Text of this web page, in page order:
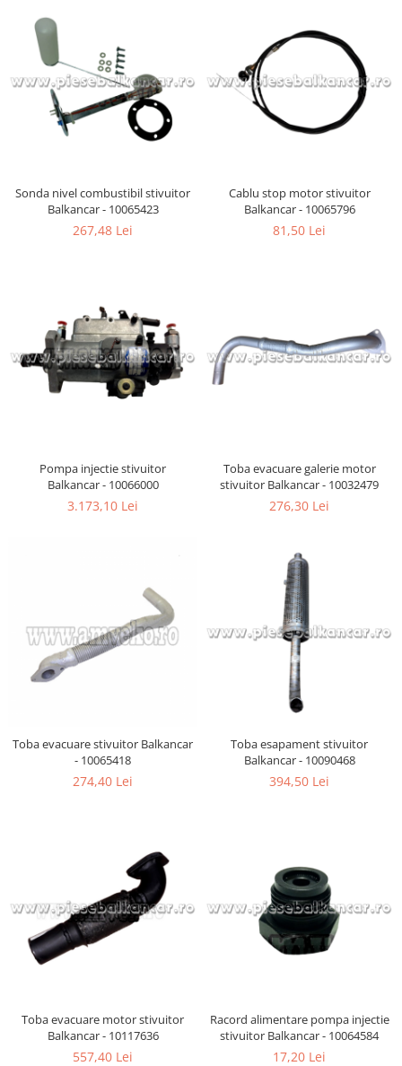
Sonda nivel combustibil stivuitor
Balkancar - 10065423
267,48 Lei
Cablu stop motor stivuitor
Balkancar - 10065796
81,50 Lei
Pompa injectie stivuitor
Balkancar - 10066000
3.173,10 Lei
Toba evacuare galerie motor
stivuitor Balkancar - 10032479
276,30 Lei
Toba evacuare stivuitor Balkancar
- 10065418
274,40 Lei
Toba esapament stivuitor
Balkancar - 10090468
394,50 Lei
Toba evacuare motor stivuitor
Balkancar - 10117636
557,40 Lei
Racord alimentare pompa injectie
stivuitor Balkancar - 10064584
17,20 Lei